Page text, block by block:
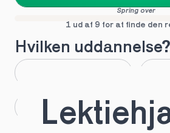
Spring over
1 ud af 9 for at finde den
Hvilken uddannelse?
HTX